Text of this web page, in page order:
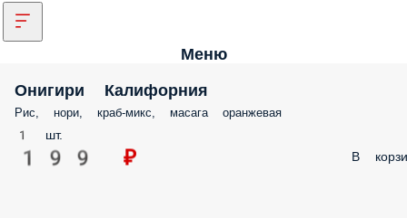
Меню
Онигири Калифорния
Рис, нори, краб-микс, масага оранжевая
1 шт.
199 ₽ В